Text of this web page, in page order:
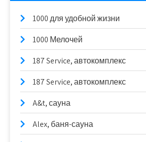
1000 для удобной жизни
1000 Мелочей
187 Service, автокомплекс
187 Service, автокомплекс
A&t, сауна
Alex, баня-сауна